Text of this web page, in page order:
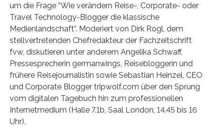
um die Frage “Wie verändern Reise-, Corporate- oder
Travel Technology-Blogger die klassische
Medienlandschaft”. Moderiert von Dirk Rogl, dem
stellvertretenden Chefredakteur der Fachzeitschrift
fvw, diskutieren unter anderem Angelika Schwaff,
Pressesprecherin germanwings, Reisebloggerin und
frühere Reisejournalistin sowie Sebastian Heinzel, CEO
und Corporate Blogger tripwolf.com über den Sprung
vom digitalen Tagebuch hin zum professionellen
Internetmedium (Halle 7.1b, Saal London, 14.45 bis 16
Uhr).